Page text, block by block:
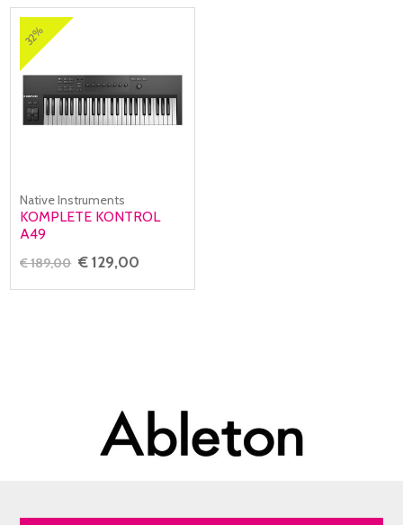
32%
Native Instruments
KOMPLETE KONTROL
A49
€ 189,00 € 129,00